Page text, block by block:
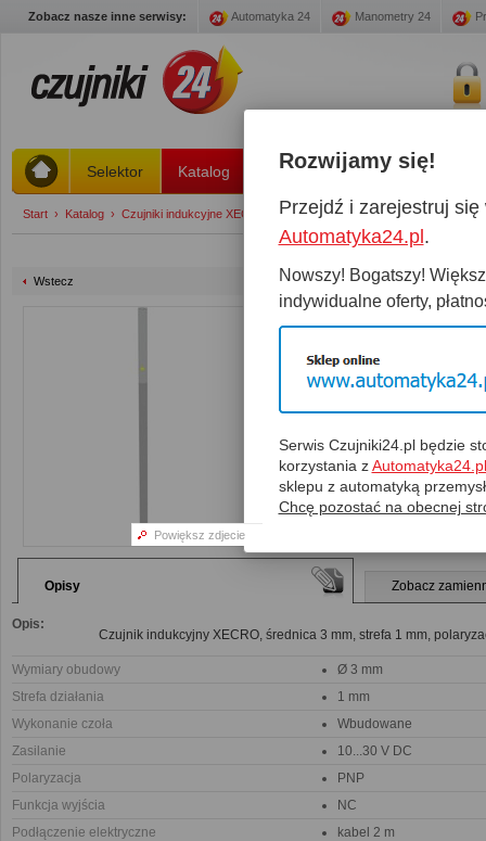
Zobacz nasze inne serwisy: Automatyka 24 Manometry 24
Selektor Katalog Stany magazynowe
Start › Katalog › Czujniki indukcyjne XECRO strefa 0 ... 1 mm ›IPSD3-S1PC26-A2U
Wstecz
Powiększ zdjecie
IPSD3-S1PC26-A2U
Czujnik: IPSD3-S1PC26-
Opisy Zobacz
Opis:
Czujnik indukcyjny XECRO, średnica 3 mm, strefa 1 mm,
Wymiary obudowy
‎Ø 3 mm
Strefa działania
1 mm
Wykonanie czoła
Wbudowane
Zasilanie
10...30 V DC
Polaryzacja
PNP
Funkcja wyjścia
NC
Podłączenie elektryczne
kabel 2 m
Rozwijamy się!
Przejdź i zarejestruj się
Automatyka24.pl .
Nowszy! Bogatszy!
indywidualne oferty,
Serwis Czujniki24.pl będzie
korzystania zAutomatyka24.pl
sklepu z automatyką
Chcę pozostać na obecnej